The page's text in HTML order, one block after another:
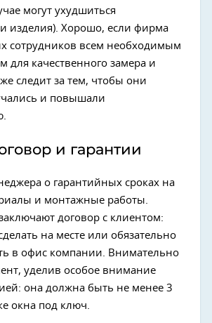
могут ухудшиться
изделия). Хорошо, если фирма
сотрудников всем необходимым
для качественного замера и
следит за тем, чтобы они
и повышали
и гарантии
о гарантийных сроках на
и монтажные работы.
договор с клиентом:
на месте или обязательно
в офис компании. Внимательно
уделив особое внимание
она должна быть не менее 3
окна под ключ.